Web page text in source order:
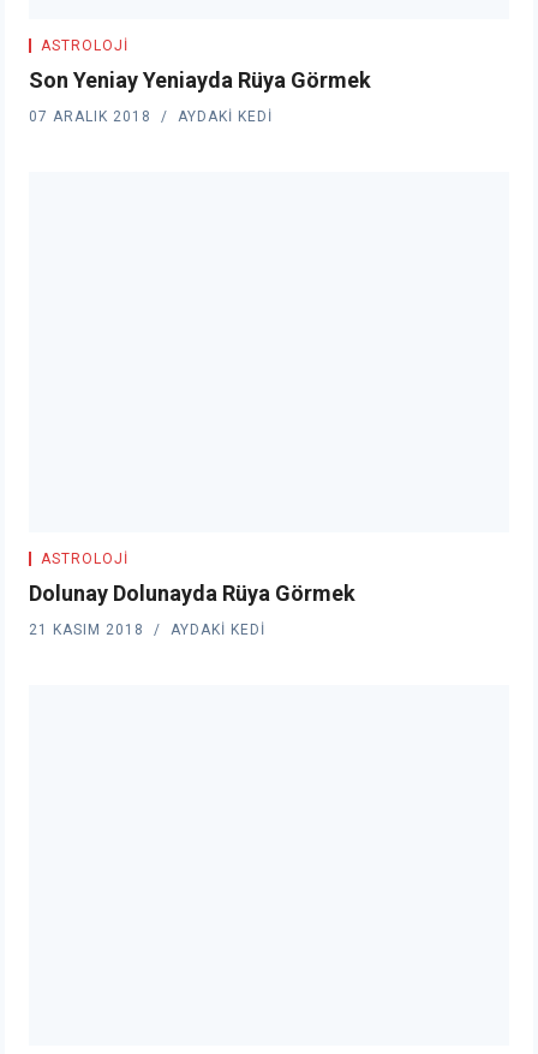
ASTROLOJI
Son Yeniay Yeniayda Rüya Görmek
07 ARALIK 2018 AYDAKI KEDI
ASTROLOJI
Dolunay Dolunayda Rüya Görmek
21 KASIM 2018 AYDAKI KEDI